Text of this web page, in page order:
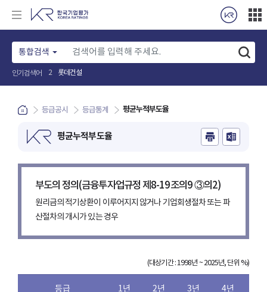
통합검색
인기검색어 2 롯데건설
등급공시 등급통계 평균누적부도율
평균누적부도율
부도의 정의(금융투자업규정 제8-19조의9 ③의2)
원리금의 적기상환이 이루어지지 않거나 기업회생절차 또는 파
산절차의 개시가 있는 경우
(대상기간 : 1998년 ~ 2025년, 단위 %)
등급 1년 2년 3년 4년